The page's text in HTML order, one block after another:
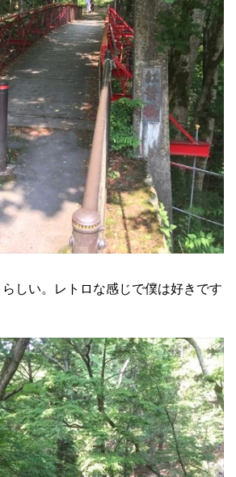
しい。レトロな感じで僕は好きです